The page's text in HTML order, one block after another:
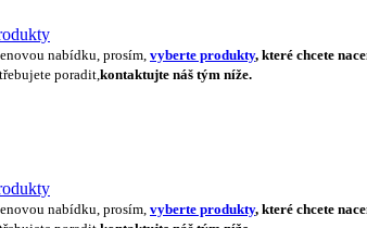
nabídku, prosím, vyberte produkty, které chcete
poradit,kontaktujte náš tým níže.
nabídku, prosím, vyberte produkty, které chcete